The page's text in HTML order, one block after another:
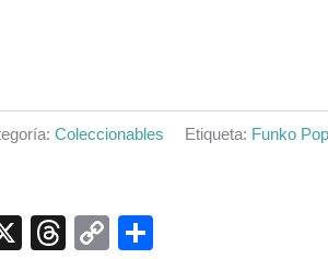
Coleccionables Etiqueta: Funko Pop
X Threads
Copy